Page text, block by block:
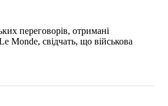
переговорів, отримані
Monde, свідчать, що військова